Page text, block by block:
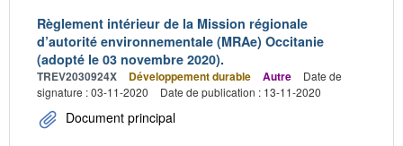
Règlement intérieur de la Mission régionale
d’autorité environnementale (MRAe) Occitanie
(adopté le 03 novembre 2020).
TREV2030924X Développement durable Autre
Date de
signature : 03-11-2020
Date de publication : 13-11-2020
Document principal